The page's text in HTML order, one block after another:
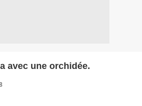
avec une orchidée.